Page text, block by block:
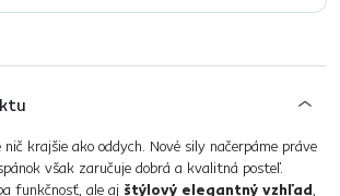
nič krajšie ako oddych. Nové sily načerpáme práve
však zaručuje dobrá a kvalitná posteľ.
funkčnosť, ale aj štýlový elegantný vzhľad,